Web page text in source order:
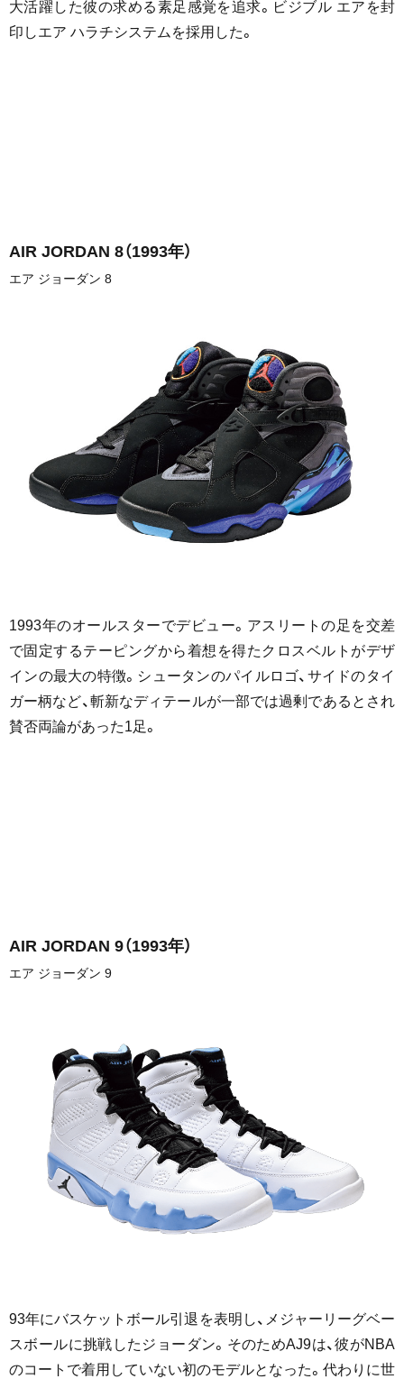
大活躍した彼の求める素足感覚を追求。ビジブル エアを封
印しエア ハラチシステムを採用した。
AIR JORDAN 8（1993年）
エア ジョーダン 8
1993年のオールスターでデビュー。アスリートの足を交差
で固定するテーピングから着想を得たクロスベルトがデザ
インの最大の特徴。シュータンのパイルロゴ、サイドのタイ
ガー柄など、斬新なディテールが一部では過剰であるとされ
賛否両論があった1足。
AIR JORDAN 9（1993年）
エア ジョーダン 9
93年にバスケットボール引退を表明し、メジャーリーグベー
スボールに挑戦したジョーダン。そのためAJ9は、彼がNBA
のコートで着用していない初のモデルとなった。代わりに世